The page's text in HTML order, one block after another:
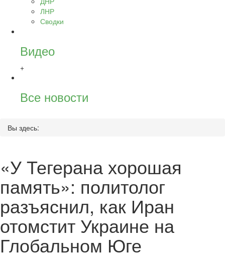
ЛНР
Сводки
Видео
+
Все новости
Вы здесь:
«У Тегерана хорошая
память»: политолог
разъяснил, как Иран
отомстит Украине на
Глобальном Юге